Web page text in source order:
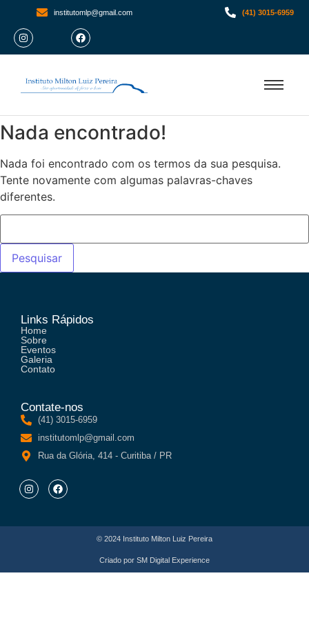
institutomlp@gmail.com (41) 3015-6959
Nada encontrado!
Nada foi encontrado com os termos da sua pesquisa.
Tente novamente com algumas palavras-chaves
diferentes.
Links Rápidos
Home
Sobre
Eventos
Galeria
Contato
Contate-nos
(41) 3015-6959
institutomlp@gmail.com
Rua da Glória, 414 - Curitiba / PR
© 2024 Instituto Milton Luiz Pereira
Criado por SM Digital Experience